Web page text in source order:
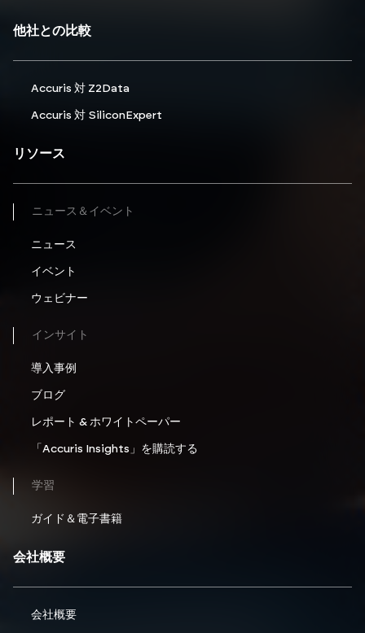
他社との比較
Accuris 対 Z2Data
Accuris 対 SiliconExpert
リソース
ニュース＆イベント
ニュース
イベント
ウェビナー
インサイト
導入事例
ブログ
レポート & ホワイトペーパー
「Accuris Insights」を購読する
学習
ガイド＆電子書籍
会社概要
会社概要